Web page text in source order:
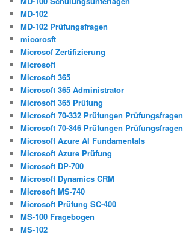
MD-102
MD-102 Prüfungsfragen
micorosft
Microsof Zertifizierung
Microsoft
Microsoft 365
Microsoft 365 Administrator
Microsoft 365 Prüfung
Microsoft 70-332 Prüfungen Prüfungsfragen
Microsoft 70-346 Prüfungen Prüfungsfragen
Microsoft Azure AI Fundamentals
Microsoft Azure Prüfung
Microsoft DP-700
Microsoft Dynamics CRM
Microsoft MS-740
Microsoft Prüfung SC-400
MS-100 Fragebogen
MS-102